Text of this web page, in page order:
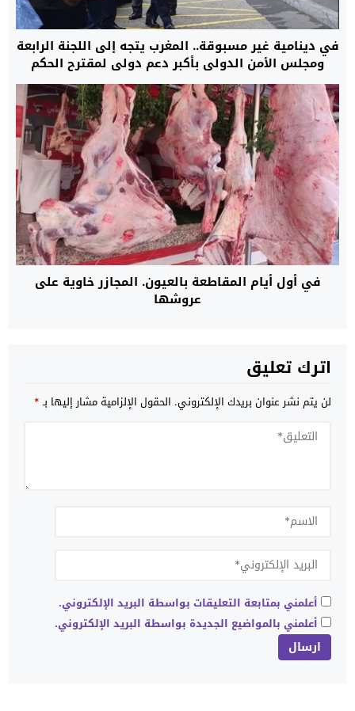
في دينامية غير مسبوقة.. المغرب يتجه إلى اللجنة الرابعة
ومجلس الأمن الدولي بأكبر دعم دولي لمقترح الحكم
الذاتي لإنهاء نزاع الصحراء
في أول أيام المقاطعة بالعيون. المجازر خاوية على
عروشها
اترك تعليق
لن يتم نشر عنوان بريدك الإلكتروني. الحقول الإلزامية مشار إليها بـ*
أعلمني بمتابعة التعليقات بواسطة البريد الإلكتروني.
أعلمني بالمواضيع الجديدة بواسطة البريد الإلكتروني.